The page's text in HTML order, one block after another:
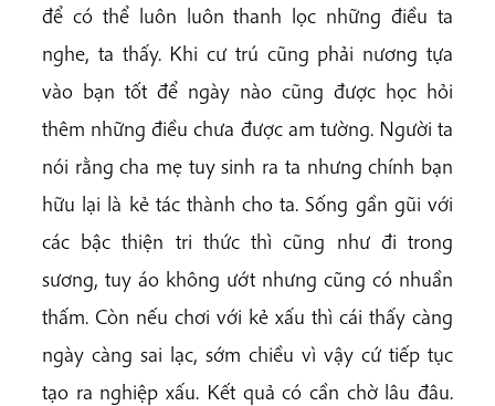
để có thể luôn luôn thanh lọc những điều ta
nghe, ta thấy. Khi cư trú cũng phải nương tựa
vào bạn tốt để ngày nào cũng được học hỏi
thêm những điều chưa được am tường. Người ta
nói rằng cha mẹ tuy sinh ra ta nhưng chính bạn
hữu lại là kẻ tác thành cho ta. Sống gần gũi với
các bậc thiện tri thức thì cũng như đi trong
sương, tuy áo không ướt nhưng cũng có nhuần
thấm. Còn nếu chơi với kẻ xấu thì cái thấy càng
ngày càng sai lạc, sớm chiều vì vậy cứ tiếp tục
tạo ra nghiệp xấu. Kết quả có cần chờ lâu đâu.